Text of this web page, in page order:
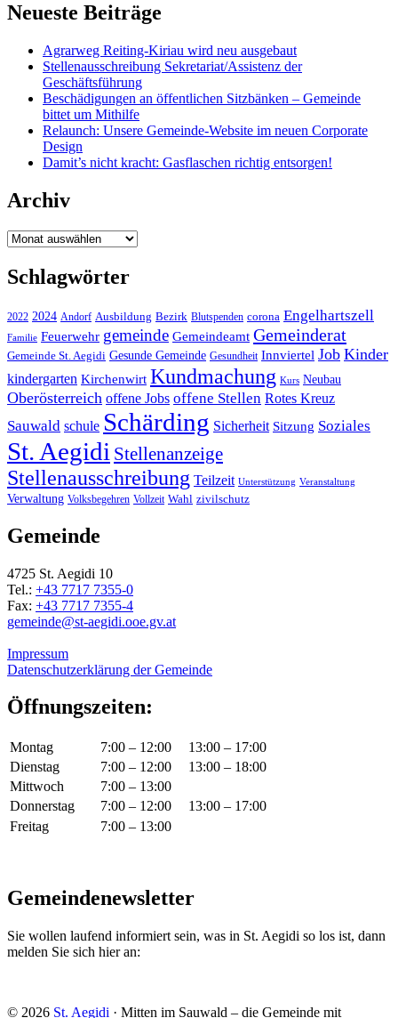
Neueste Beiträge
Agrarweg Reiting-Kiriau wird neu ausgebaut
Stellenausschreibung Sekretariat/Assistenz der
Geschäftsführung
Beschädigungen an öffentlichen Sitzbänken – Gemeinde
bittet um Mithilfe
Relaunch: Unsere Gemeinde-Website im neuen Corporate
Design
Damit’s nicht kracht: Gasflaschen richtig entsorgen!
Archiv
Archiv
Schlagwörter
2022 2024 Andorf Ausbildung Bezirk Blutspenden corona Engelhartszell
Familie Feuerwehr gemeinde Gemeindeamt Gemeinderat
Gemeinde St. Aegidi Gesunde Gemeinde Gesundheit Innviertel Job Kinder
kindergarten Kirchenwirt Kundmachung Kurs Neubau
Oberösterreich offene Jobs offene Stellen Rotes Kreuz
Sauwald schule Schärding Sicherheit Sitzung Soziales
St. Aegidi Stellenanzeige
Stellenausschreibung Teilzeit Unterstützung Veranstaltung
Verwaltung Volksbegehren Vollzeit Wahl zivilschutz
Gemeinde
4725 St. Aegidi 10
Tel.: +43 7717 7355-0
Fax: +43 7717 7355-4
gemeinde@st-aegidi.ooe.gv.at
Impressum
Datenschutzerklärung der Gemeinde
Öffnungszeiten:
Montag 7:00 – 12:00
13:00 – 17:00
Dienstag
7:00 – 12:00
13:00 – 18:00
Mittwoch
7:00 – 13:00
Donnerstag
7:00 – 12:00
13:00 – 17:00
Freitag
7:00 – 13:00
Gemeindenewsletter
Sie wollen laufend informiert sein, was in St. Aegidi so los ist, dann
melden Sie sich hier an:
© 2026 St. Aegidi · Mitten im Sauwald – die Gemeinde mit